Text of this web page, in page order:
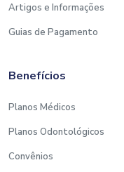
Artigos e Informações
Guias de Pagamento
Benefícios
Planos Médicos
Planos Odontológicos
Convênios